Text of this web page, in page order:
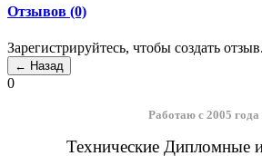
Отзывов (0)
Зарегистрируйтесь, чтобы создать отзыв.
0
Работаю с 2005 года
Технические Дипломные